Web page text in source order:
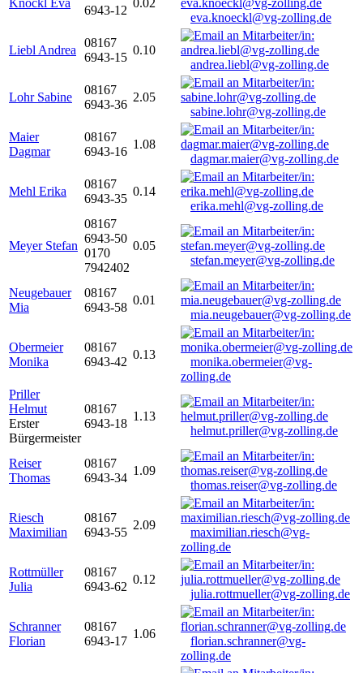
Knöckl Eva
6943-12
0.02
eva.knoeckl@vg-zolling.de
Liebl Andrea
08167
6943-15
0.10
andrea.liebl@vg-zolling.de
Lohr Sabine
08167
6943-36
2.05
sabine.lohr@vg-zolling.de
Maier
Dagmar
08167
6943-16
1.08
dagmar.maier@vg-zolling.de
Mehl Erika
08167
6943-35
0.14
erika.mehl@vg-zolling.de
Meyer Stefan
08167
6943-50
0170
7942402
0.05
stefan.meyer@vg-zolling.de
Neugebauer
Mia
08167
6943-58
0.01
mia.neugebauer@vg-zolling.de
Obermeier
Monika
08167
6943-42
0.13
monika.obermeier@vg-
zolling.de
Priller
Helmut
Erster
Bürgermeister
08167
6943-18
1.13
helmut.priller@vg-zolling.de
Reiser
Thomas
08167
6943-34
1.09
thomas.reiser@vg-zolling.de
Riesch
Maximilian
08167
6943-55
2.09
maximilian.riesch@vg-
zolling.de
Rottmüller
Julia
08167
6943-62
0.12
julia.rottmueller@vg-zolling.de
Schranner
Florian
08167
6943-17
1.06
florian.schranner@vg-
zolling.de